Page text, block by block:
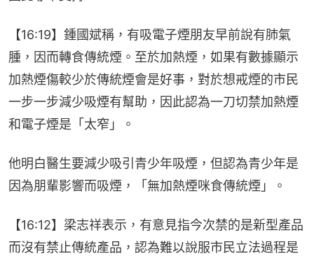
【16:19】鍾國斌稱，有吸電子煙朋友早前說有肺氣
腫，因而轉食傳統煙。至於加熱煙，如果有數據顯示
加熱煙傷較少於傳統煙會是好事，對於想戒煙的市民
一步一步減少吸煙有幫助，因此認為一刀切禁加熱煙
和電子煙是「太窄」。
他明白醫生要減少吸引青少年吸煙，但認為青少年是
因為朋輩影響而吸煙，「無加熱煙咪食傳統煙」。
【16:12】梁志祥表示，有意見指今次禁的是新型產品
而沒有禁止傳統產品，認為難以說服市民立法過程是